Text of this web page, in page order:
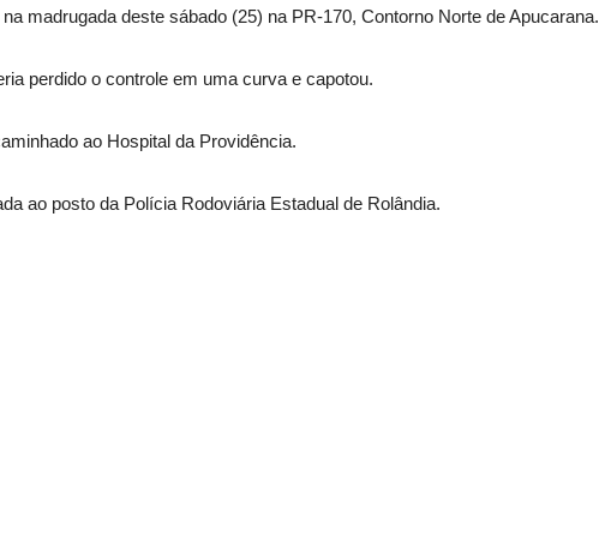
madrugada deste sábado (25) na PR-170, Contorno Norte de Apucarana.
perdido o controle em uma curva e capotou.
ao Hospital da Providência.
ao posto da Polícia Rodoviária Estadual de Rolândia.